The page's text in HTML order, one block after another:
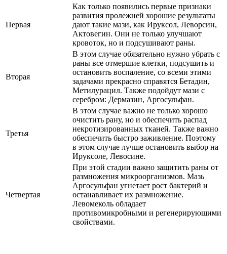
Первая
Как только появились первые признаки
развития пролежней хорошие результаты
дают такие мази, как Ируксол, Леворсин,
Актовегин. Они не только улучшают
кровоток, но и подсушивают раны.
Вторая
В этом случае обязательно нужно убрать с
раны все отмершие клетки, подсушить и
остановить воспаление, со всеми этими
задачами прекрасно справятся Бетадин,
Метилурацил. Также подойдут мази с
серебром: Дермазин, Аргосульфан.
Третья
В этом случае важно не только хорошо
очистить рану, но и обеспечить распад
некротизированных тканей. Также важно
обеспечить быстро заживление. Поэтому
в этом случае лучше остановить выбор на
Ируксоле, Левосине.
Четвертая
При этой стадии важно защитить раны от
размножения микроорганизмов. Мазь
Аргосульфан угнетает рост бактерий и
останавливает их размножение.
Левомеколь обладает
противомикробными и регенерирующими
свойствами.